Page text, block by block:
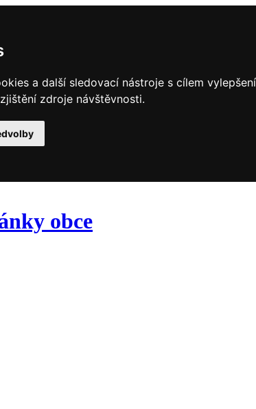
a další sledovací nástroje s cílem
zdroje návštěvnosti.
obce